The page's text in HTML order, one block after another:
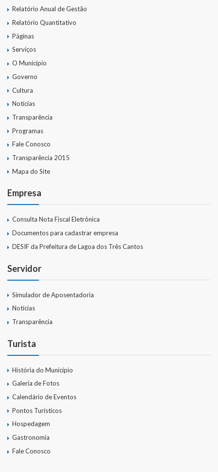
Relatório Anual de Gestão
Relatório Quantitativo
Páginas
Serviços
O Município
Governo
Cultura
Notícias
Transparência
Programas
Fale Conosco
Transparência 2015
Mapa do Site
Empresa
Consulta Nota Fiscal Eletrônica
Documentos para cadastrar empresa
DESIF da Prefeitura de Lagoa dos Três Cantos
Servidor
Simulador de Aposentadoria
Notícias
Transparência
Turista
História do Município
Galeria de Fotos
Calendário de Eventos
Pontos Turísticos
Hospedagem
Gastronomia
Fale Conosco